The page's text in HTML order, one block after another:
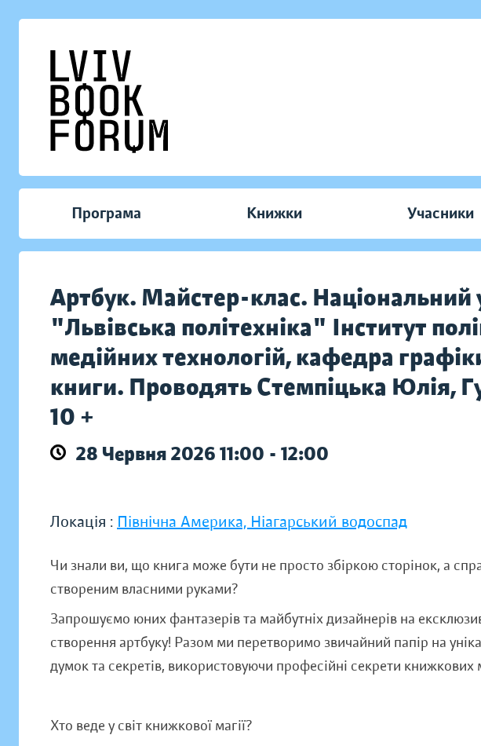
Програма Книжки Учасники
Артбук. Майстер-клас. Національний
"Львівська політехніка" Інститут
медійних технологій, кафедра
книги. Проводять Стемпіцька Юлія,
10 +
28 Червня 2026 11:00 - 12:00
Локація : Північна Америка, Ніагарський водоспад
Чи знали ви, що книга може бути не просто збіркою сторінок, а
створеним власними руками?
Запрошуємо юних фантазерів та майбутніх дизайнерів на
створення артбуку! Разом ми перетворимо звичайний папір на
думок та секретів, використовуючи професійні секрети книжкових
Хто веде у світ книжкової магії?